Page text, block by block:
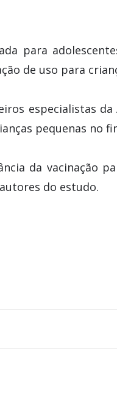
para
de uso para
especialistas
pequenas no
da vacinação
do estudo.